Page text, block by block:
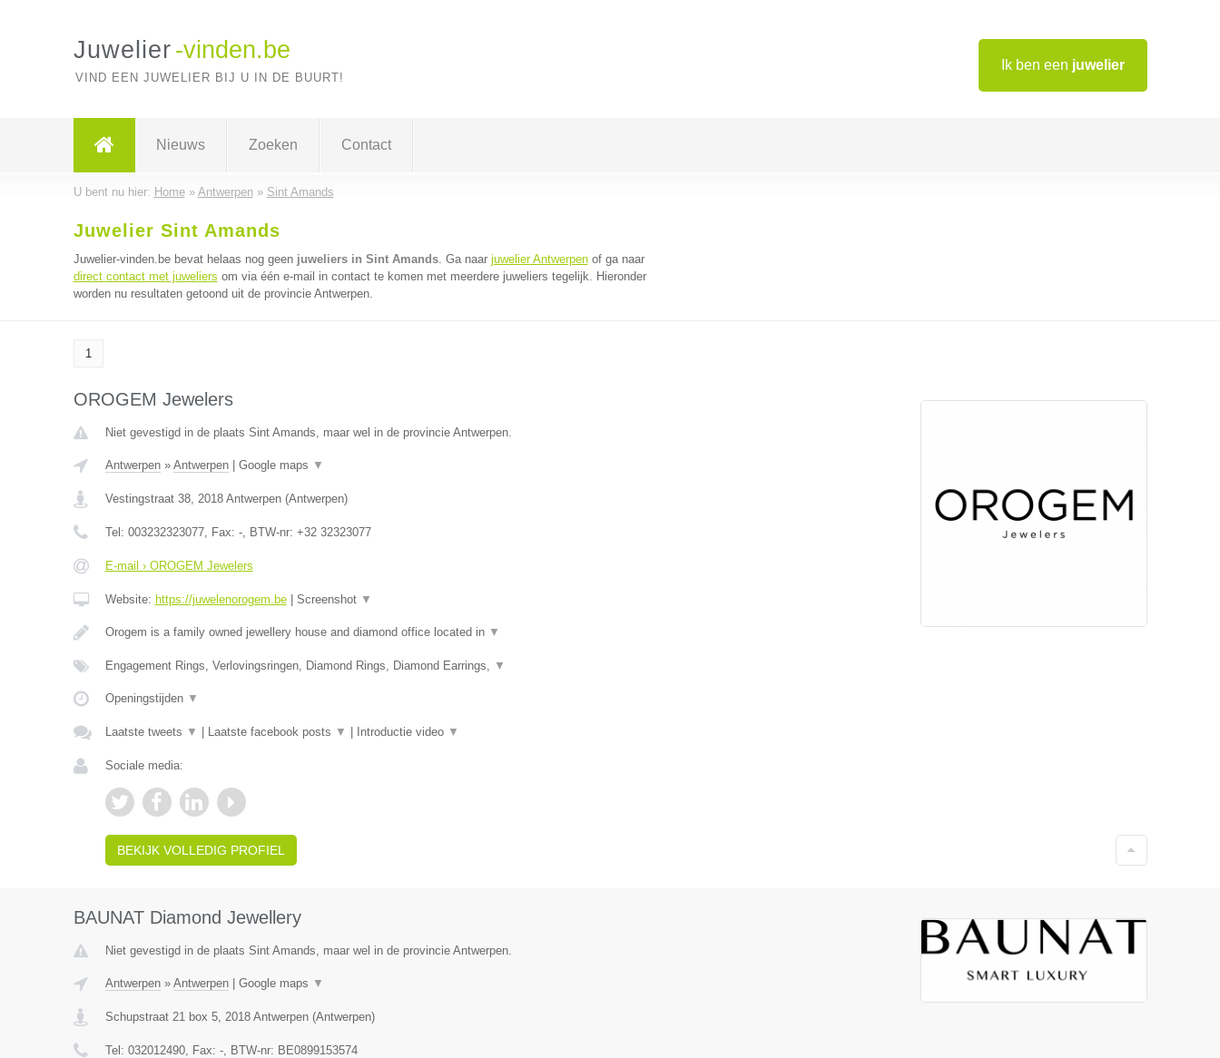
Ik ben een juwelier
Juwelier -vinden.be
VIND EEN JUWELIER BIJ U IN DE BUURT!
Nieuws Zoeken Contact
U bent nu hier: Home» Antwerpen» Sint Amands
Juwelier Sint Amands
Juwelier-vinden.be bevat helaas nog geen juweliers in Sint Amands. Ga naar juwelier Antwerpenof ga naar
direct contact met juweliers om via één e-mail in contact te komen met meerdere juweliers tegelijk. Hieronder
worden nu resultaten getoond uit de provincie Antwerpen.
1
OROGEM Jewelers
Niet gevestigd in de plaats Sint Amands, maar wel in de provincie Antwerpen.
Antwerpen» Antwerpen| Google maps ▼
Vestingstraat 38, 2018 Antwerpen(Antwerpen)
Tel: 003232323077, Fax: -, BTW-nr: +32 32323077
E-mail › OROGEM Jewelers
Website: https://juwelenorogem.be| Screenshot ▼
Orogem is a family owned jewellery house and diamond office located in ▼
Engagement Rings, Verlovingsringen, Diamond Rings, Diamond Earrings, ▼
Openingstijden ▼
Laatste tweets ▼ Laatste facebook posts ▼ Introductie video ▼
Sociale media:
BEKIJK VOLLEDIG PROFIEL
BAUNAT Diamond Jewellery
Niet gevestigd in de plaats Sint Amands, maar wel in de provincie Antwerpen.
Antwerpen» Antwerpen| Google maps ▼
Schupstraat 21 box 5, 2018 Antwerpen(Antwerpen)
Tel: 032012490, Fax: -, BTW-nr: BE0899153574